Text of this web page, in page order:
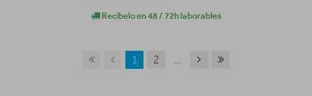
Recíbelo en 48 / 72h laborables
1 2 ...